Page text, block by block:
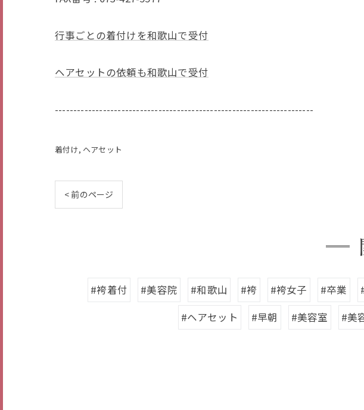
行事ごとの着付けを和歌山で受付
ヘアセットの依頼も和歌山で受付
----------------------------------------------------------------------
着付け ヘアセット
< 前のページ
#袴着付 #美容院 #和歌山 #袴 #袴女子 #卒業
#ヘアセット
#早朝 #美容室 #美